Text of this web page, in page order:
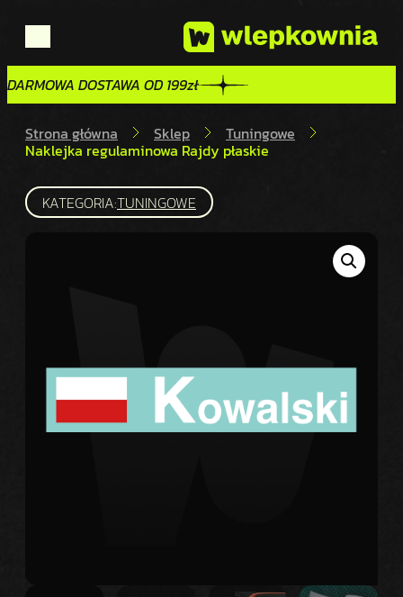
DARMOWA DOSTAWA OD 199zł
DARMOWA DOSTAWA OD 199zł
Strona główna Sklep Tuningowe
Naklejka regulaminowa Rajdy płaskie
KATEGORIA:TUNINGOWE